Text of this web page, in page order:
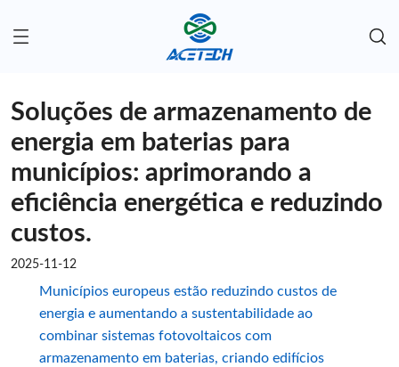
Soluções de armazenamento de
energia em baterias para
municípios: aprimorando a
eficiência energética e reduzindo
custos.
2025-11-12
Municípios europeus estão reduzindo custos de
energia e aumentando a sustentabilidade ao
combinar sistemas fotovoltaicos com
armazenamento em baterias, criando edifícios